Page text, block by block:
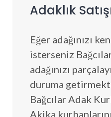
Adaklık
Eğer adağınızı
isterseniz
adağınızı
duruma
Bağcılar Adak
Akika